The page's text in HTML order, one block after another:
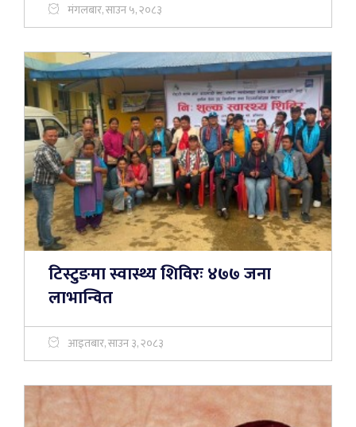
मंगलबार, साउन ५, २०८३
टिस्टुङमा स्वास्थ्य शिविरः ४७७ जना
लाभान्वित
आइतबार, साउन ३, २०८३